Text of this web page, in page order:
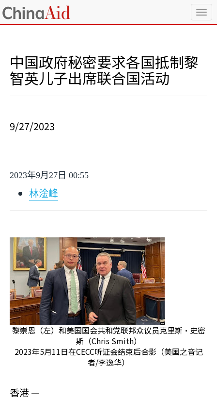
T
o
中国政府秘密要求各国抵制黎
智英儿子出席联合国活动
9/27/2023
2023年9月 27 日 00:55
林淦峰
黎崇恩（左）和美国国会共和党联邦众议员克里斯·史密
斯（Chris Smith）
2023年5月11日在CECC听证会结束后合影（美国之音记
者/李逸华）
香港 —